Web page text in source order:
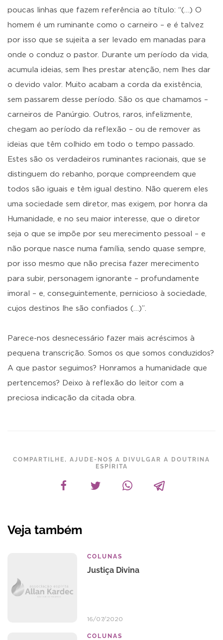
poucas linhas que fazem referência ao título: “(…) O
homem é um ruminante como o carneiro – e é talvez
por isso que se sujeita a ser levado em manadas para
onde o conduz o pastor. Durante um período da vida,
acumula ideias, sem lhes prestar atenção, nem lhes dar
o devido valor. Muito acabam a corda da existência,
sem passarem desse período. São os que chamamos –
carneiros de Panúrgio. Outros, raros, infelizmente,
chegam ao período da reflexão – ou de remover as
ideias que têm colhido em todo o tempo passado.
Estes são os verdadeiros ruminantes racionais, que se
distinguem do rebanho, porque compreendem que
todos são iguais e têm igual destino. Não querem eles
uma sociedade sem diretor, mas exigem, por honra da
Humanidade, e no seu maior interesse, que o diretor
seja o que se impõe por seu merecimento pessoal – e
não porque nasce numa família, sendo quase sempre,
por isso mesmo que não precisa fazer merecimento
para subir, personagem ignorante – profundamente
imoral – e, conseguintemente, pernicioso à sociedade,
cujos destinos lhe são confiados (…)”.
Parece-nos desnecessário fazer mais acréscimos à
pequena transcrição. Somos os que somos conduzidos?
A que pastor seguimos? Honramos a humanidade que
pertencemos? Deixo à reflexão do leitor com a
preciosa indicação da citada obra.
COMPARTILHE, AJUDE-NOS A DIVULGAR A DOUTRINA
ESPÍRITA
Veja também
COLUNAS
Justiça Divina
16/07/2020
COLUNAS